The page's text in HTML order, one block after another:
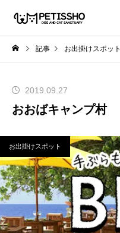
記事 お出掛けスポット
2019.09.27
おおばキャンプ村
お出掛けスポット